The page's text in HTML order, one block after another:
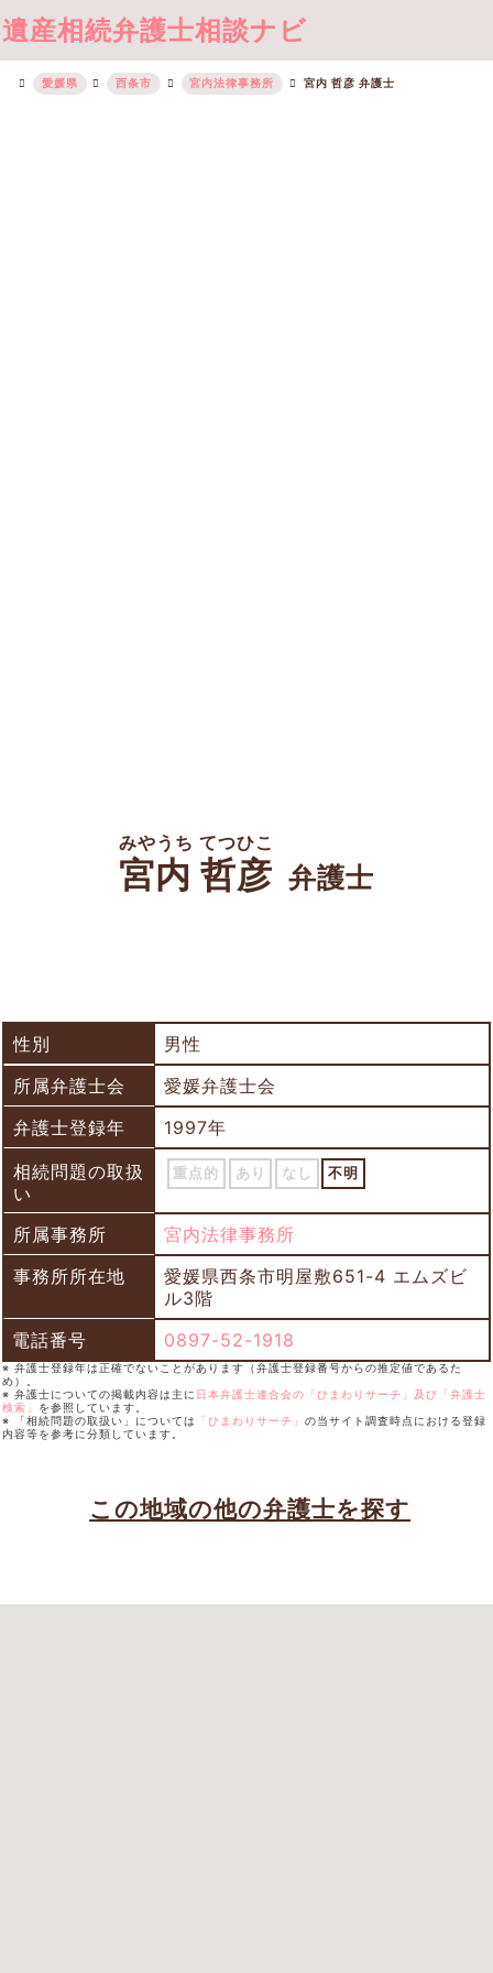
遺産相続弁護士相談ナビ
愛媛県 西条市 宮内法律事務所 宮内 哲彦 弁護士
宮内 哲彦
みやうち てつひこ
弁護士
性別
男性
所属弁護士会
愛媛弁護士会
弁護士登録年
1997年
相続問題の取扱
い
重点的 あり なし 不明
所属事務所
宮内法律事務所
事務所所在地
愛媛県西条市明屋敷651-4 エムズビ
ル3階
電話番号
0897-52-1918
※ 弁護士登録年は正確でないことがあります（弁護士登録番号からの推定値であるた
め）。
※ 弁護士についての掲載内容は主に 日本弁護士連合会の「ひまわりサーチ」及び「弁護士
検索」 を参照しています。
※ 「相続問題の取扱い」については
「ひまわりサーチ」 の当サイト調査時点における登録
内容等を参考に分類しています。
この地域の他の弁護士を探す